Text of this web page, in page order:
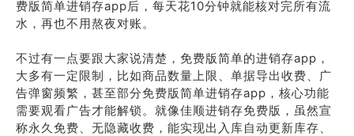
费版简单进销存app后，每天花10分钟就能核对完所有流
水，再也不用熬夜对账。
不过有一点要跟大家说清楚，免费版简单的进销存app，
大多有一定限制，比如商品数量上限、单据导出收费、广
告弹窗频繁，甚至部分免费版简单进销存app，核心功能
需要观看广告才能解锁。就像佳顺进销存免费版，虽然宣
称永久免费、无隐藏收费，能实现出入库自动更新库存、